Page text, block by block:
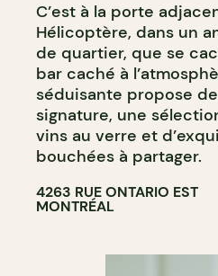
BAR À COCKTAIL
C’est à la porte
Hélicoptère, dans un
de quartier, que se
bar caché à
séduisante propose
signature, une
vins au verre et
bouchées à partager.
4263 RUE ONTARIO EST
MONTRÉAL